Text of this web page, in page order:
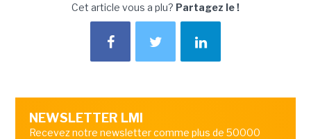
Cet article vous a plu? Partagez le !
NEWSLETTER LMI
Recevez notre newsletter comme plus de 50000